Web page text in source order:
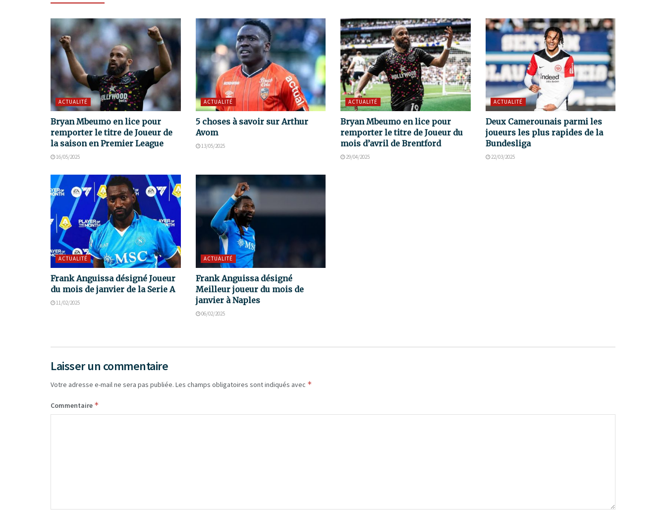
ACTUALITÉ
Bryan Mbeumo en lice pour
remporter le titre de Joueur de
la saison en Premier League
16/05/2025
ACTUALITÉ
5 choses à savoir sur Arthur
Avom
13/05/2025
ACTUALITÉ
Bryan Mbeumo en lice pour
remporter le titre de Joueur du
mois d’avril de Brentford
29/04/2025
ACTUALITÉ
Deux Camerounais parmi les
joueurs les plus rapides de la
Bundesliga
22/03/2025
ACTUALITÉ
Frank Anguissa désigné Joueur
du mois de janvier de la Serie A
11/02/2025
ACTUALITÉ
Frank Anguissa désigné
Meilleur joueur du mois de
janvier à Naples
06/02/2025
Laisser un commentaire
Votre adresse e-mail ne sera pas publiée. Les champs obligatoires sont indiqués avec *
Commentaire *